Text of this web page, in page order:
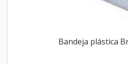
Bandeja plástica